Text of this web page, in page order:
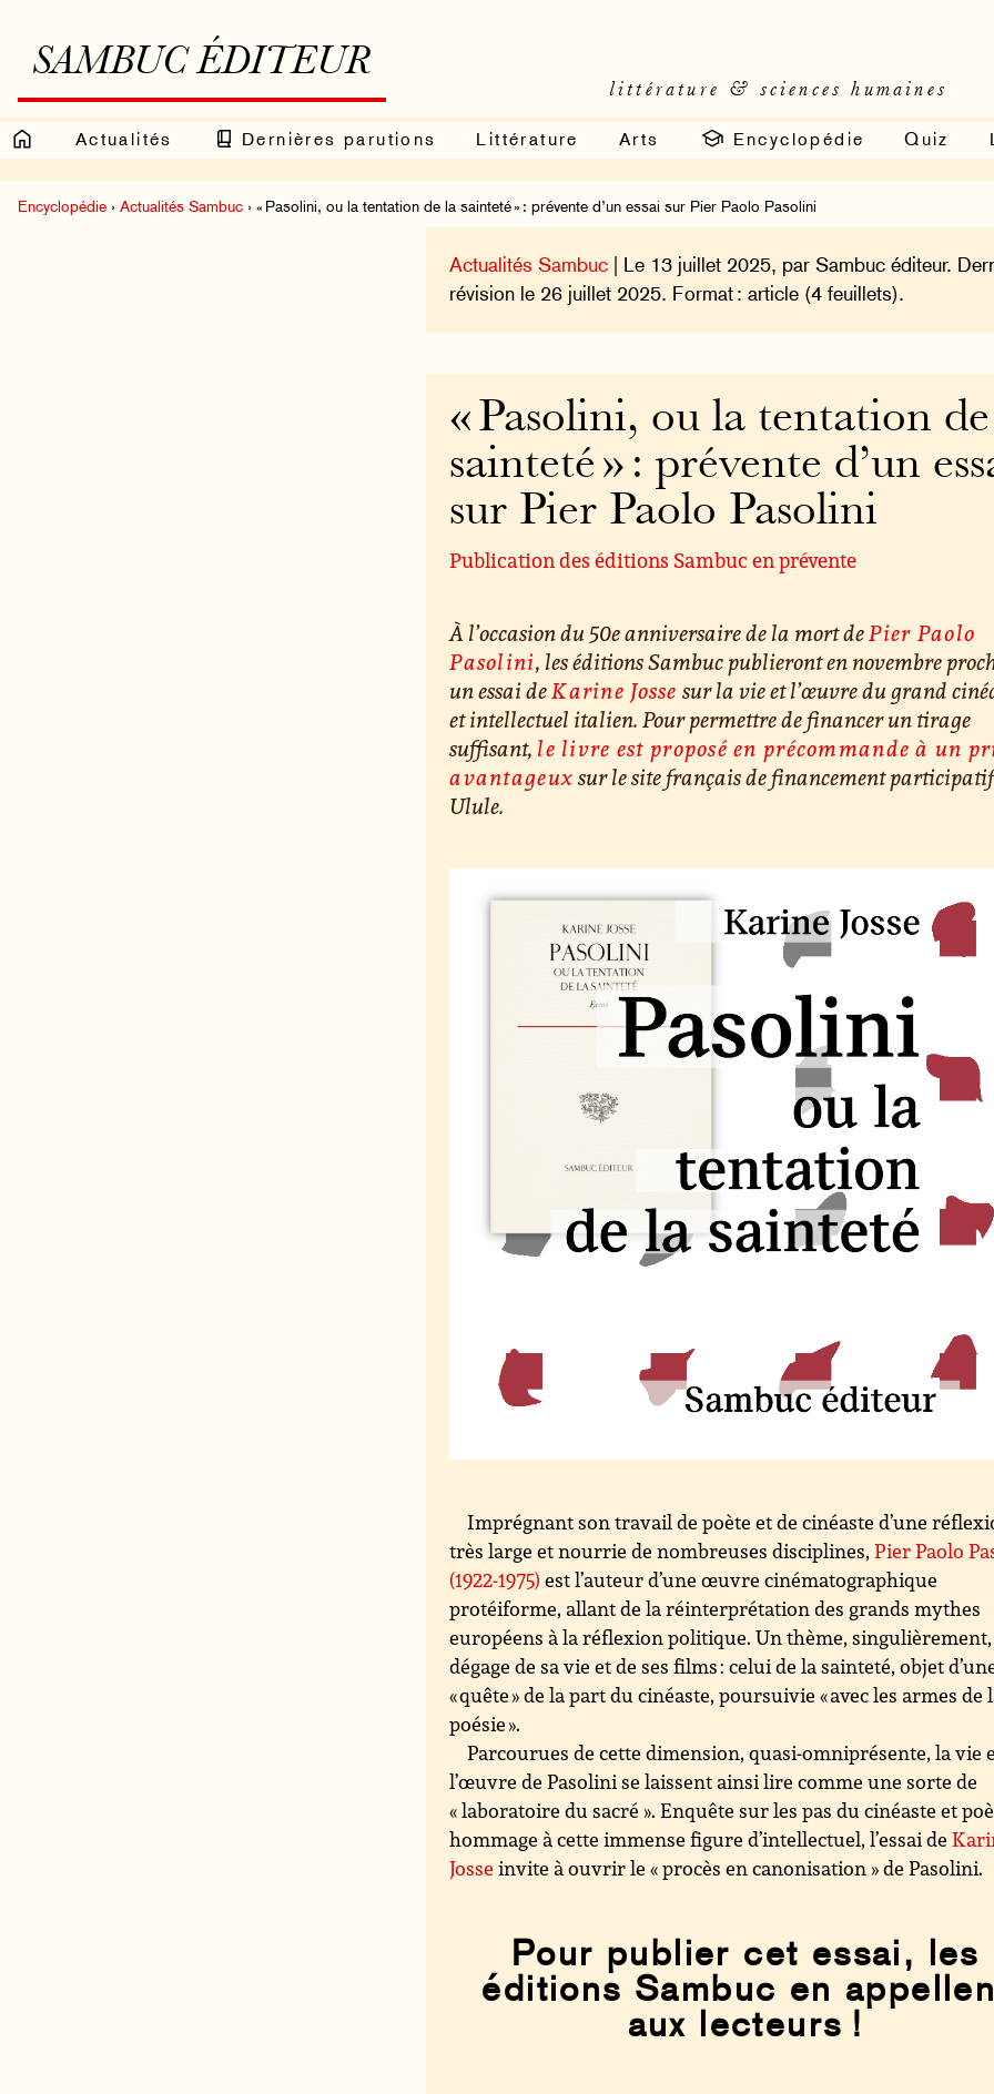
SAMBUC ÉDITEUR
littérature & sciences humaines
Actualités Dernières parutions Littérature Arts Encyclopédie Quiz
Encyclopédie › Actualités Sambuc › « Pasolini, ou la tentation de la sainteté » : prévente d’un essai sur Pier Paolo Pasolini
Actualités Sambuc | Le 13 juillet 2025, par Sambuc éditeur.
révision le 26 juillet 2025. Format : article (4 feuillets).
« Pasolini, ou la tentation
sainteté » : prévente d’un
sur Pier Paolo Pasolini
Publication des éditions Sambuc en prévente
À l’occasion du 50e anniversaire de la mort dePier Paolo
Pasolini, les éditions Sambuc publieront en novembre
un essai deKarine Josse sur la vie et l’œuvre du grand
et intellectuel italien. Pour permettre de financer un tirage
suffisant,le livre est proposé en précommande à un
avantageuxsur le site français de financement participatif
Ulule.
Imprégnant son travail de poète et de cinéaste d’une
très large et nourrie de nombreuses disciplines,Pier Paolo
(1922-1975) est l’auteur d’une œuvre cinématographique
protéiforme, allant de la réinterprétation des grands mythes
européens à la réflexion politique. Un thème, singulièrement,
dégage de sa vie et de ses films : celui de la sainteté, objet
« quête » de la part du cinéaste, poursuivie « avec les armes de
poésie ».
Parcourues de cette dimension, quasi-omniprésente, la vie
l’œuvre de Pasolini se laissent ainsi lire comme une sorte de
« laboratoire du sacré ». Enquête sur les pas du cinéaste et
hommage à cette immense figure d’intellectuel, l’essai de
Josse invite à ouvrir le « procès en canonisation » de Pasolini.
Pour publier cet essai, les
éditions Sambuc en
aux lecteurs !